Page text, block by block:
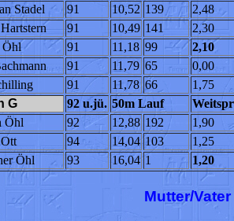
Stadel 91 10,52 139
2,48
91 10,49 141
2,30
Öhl 91 11,18 99
2,10
91 11,79 65
0,00
91 11,78 66
1,75
G
92 u.jü. 50m Lauf
Öhl 92 12,88 192
1,90
94 14,04 103
1,25
Öhl 93 16,04 1 1,20
Mutter/